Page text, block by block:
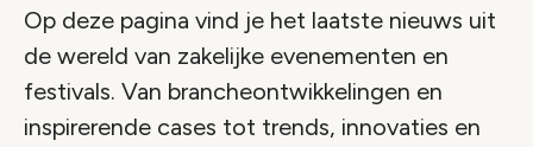
Op deze pagina vind je het laatste nieuws uit
de wereld van zakelijke evenementen en
festivals. Van brancheontwikkelingen en
inspirerende cases tot trends, innovaties en